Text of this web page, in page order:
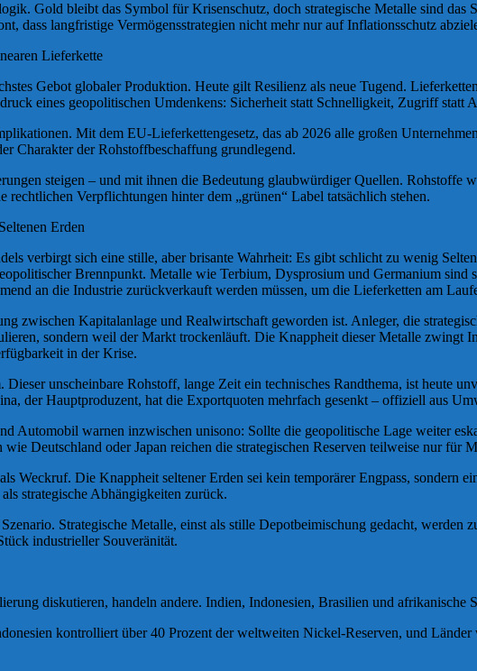
Gold bleibt das Symbol für Krisenschutz, doch strategische Metalle sind
dass langfristige Vermögensstrategien nicht mehr nur auf Inflationsschutz
Lieferkette
Gebot globaler Produktion. Heute gilt Resilienz als neue Tugend.
eines geopolitischen Umdenkens: Sicherheit statt Schnelligkeit, Zugriff statt
Mit dem EU-Lieferkettengesetz, das ab 2026 alle großen
Charakter der Rohstoffbeschaffung grundlegend.
steigen – und mit ihnen die Bedeutung glaubwürdiger Quellen. Rohstoffe
rechtlichen Verpflichtungen hinter dem „grünen“ Label tatsächlich stehen.
Erden
verbirgt sich eine stille, aber brisante Wahrheit: Es gibt schlicht zu wenig
Brennpunkt. Metalle wie Terbium, Dysprosium und Germanium sind
an die Industrie zurückverkauft werden müssen, um die Lieferketten am
zwischen Kapitalanlage und Realwirtschaft geworden ist. Anleger, die
sondern weil der Markt trockenläuft. Die Knappheit dieser Metalle zwingt
in der Krise.
unscheinbare Rohstoff, lange Zeit ein technisches Randthema, ist heute
der Hauptproduzent, hat die Exportquoten mehrfach gesenkt – offiziell aus
Automobil warnen inzwischen unisono: Sollte die geopolitische Lage weiter
Deutschland oder Japan reichen die strategischen Reserven teilweise nur für
Weckruf. Die Knappheit seltener Erden sei kein temporärer Engpass, sondern
strategische Abhängigkeiten zurück.
Strategische Metalle, einst als stille Depotbeimischung gedacht,
industrieller Souveränität.
diskutieren, handeln andere. Indien, Indonesien, Brasilien und afrikanische
kontrolliert über 40 Prozent der weltweiten Nickel-Reserven, und